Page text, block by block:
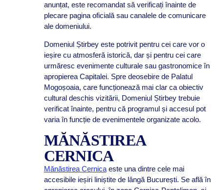
anunțat, este recomandat să verificați înainte de
plecare pagina oficială sau canalele de comunicare
ale domeniului.
Domeniul Știrbey este potrivit pentru cei care vor o
ieșire cu atmosferă istorică, dar și pentru cei care
urmăresc evenimente culturale sau gastronomice în
apropierea Capitalei. Spre deosebire de Palatul
Mogoșoaia, care funcționează mai clar ca obiectiv
cultural deschis vizitării, Domeniul Știrbey trebuie
verificat înainte, pentru că programul și accesul pot
varia în funcție de evenimentele organizate acolo.
MĂNĂSTIREA
CERNICA
Mănăstirea Cernicaeste una dintre cele mai
accesibile ieșiri liniștite de lângă București. Se află în